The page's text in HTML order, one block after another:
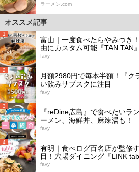
ラーメン.com
オススメ記事
1
富山｜一度食べたらやみつき
由にカスタム可能『TAN TAN』
favy
2
月額2980円で毎本半額！『ク
い飲みサブスクに注目
favy
3
『reDine広島』で食べたいラ
ーメン、海鮮丼、麻辣湯も！
favy
4
有明｜食べログ百名店が監修
目！穴場ダイニング『LINK
favy